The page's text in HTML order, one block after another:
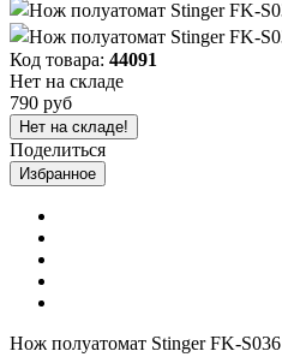
Код товара: 44091
Нет на складе
790 руб
Нет на складе!
Поделиться
Избранное
Нож полуатомат Stinger FK-S036